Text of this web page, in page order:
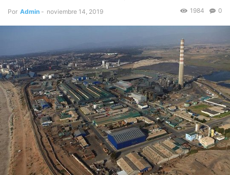
Por Admin - noviembre 14, 2019 0
1984